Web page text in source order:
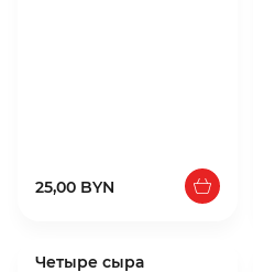
25,00 BYN
Четыре сыра